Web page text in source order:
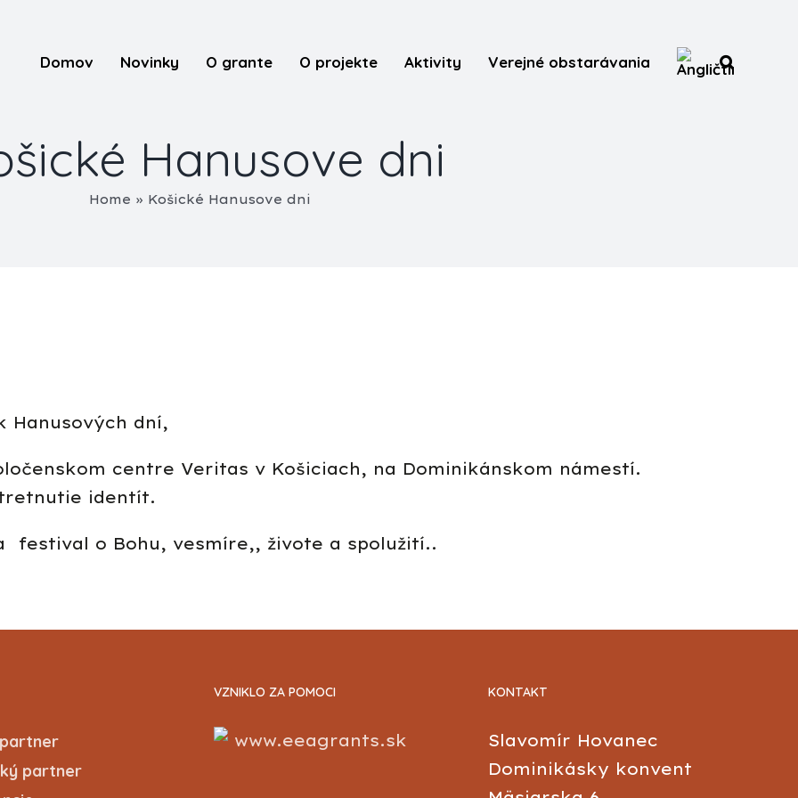
Domov Novinky O grante O projekte Aktivity Verejné obstarávania
Hanusove dni
Home » Košické Hanusove dni
Hanusových dní,
centre Veritas v Košiciach, na Dominikánskom námestí.
identít.
festival o Bohu, vesmíre,, živote a spolužití..
partner
VZNIKLO ZA POMOCI
www.eeagrants.sk
KONTAKT
Slavomír Hovanec
Dominikásky konvent